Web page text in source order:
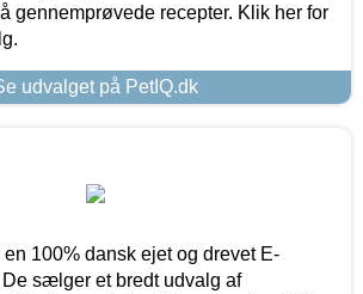
gennemprøvede recepter. Klik her for
udvalget på PetIQ.dk
en 100% dansk ejet og drevet E-
sælger et bredt udvalg af